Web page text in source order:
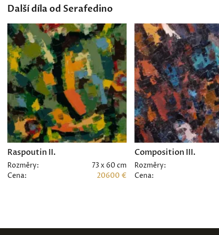
Další díla od Serafedino
Raspoutin II.
Rozměry:
73 x 60 cm
Cena:
20600 €
Composition III.
Rozměry:
Cena: